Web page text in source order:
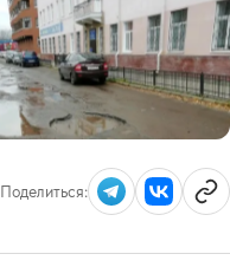
Поделиться: